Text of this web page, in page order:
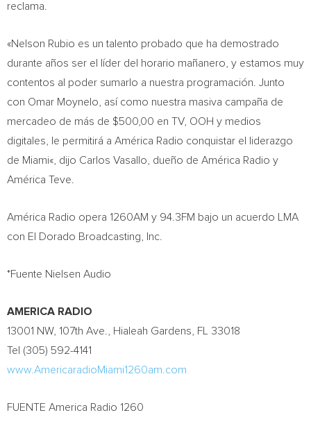
reclama.
«Nelson Rubio es un talento probado que ha demostrado
durante años ser el líder del horario mañanero, y estamos muy
contentos al poder sumarlo a nuestra programación. Junto
con Omar Moynelo , así como nuestra masiva campaña de
mercadeo de más de $500,00 en TV, OOH y medios
digitales, le permitirá a América Radio conquistar el liderazgo
de Miami«, dijo Carlos Vasallo , dueño de América Radio y
América Teve.
América Radio opera 1260AM y 94.3FM bajo un acuerdo LMA
con El Dorado Broadcasting, Inc.
*Fuente Nielsen Audio
AMERICA RADIO
13001 NW, 107th Ave.,
Hialeah Gardens, FL
33018
Tel (305) 592-4141
www.AmericaradioMiami1260am.com
FUENTE America Radio 1260